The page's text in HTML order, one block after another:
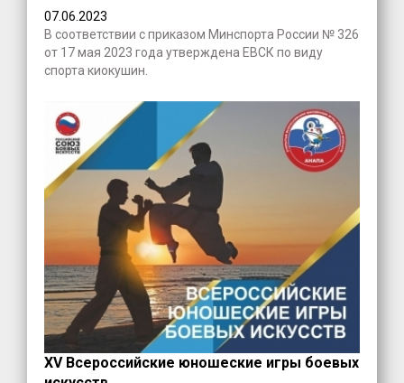
07.06.2023
В соответствии с приказом Минспорта России № 326
от 17 мая 2023 года утверждена ЕВСК по виду
спорта киокушин.
XV Всероссийские юношеские игры боевых